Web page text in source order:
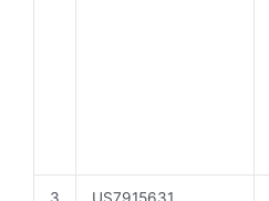
3 US7915631